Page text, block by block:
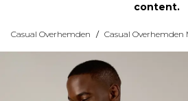
content.
Casual Overhemden / Casual Overhemden